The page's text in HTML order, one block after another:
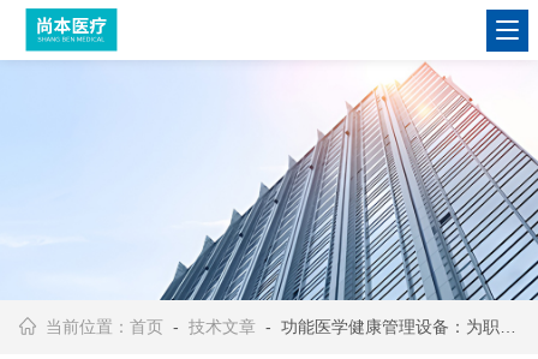
当前位置：首页 -技术文章 - 功能医学健康管理设备：为职业院校健康管理人才培养与社会服务架桥